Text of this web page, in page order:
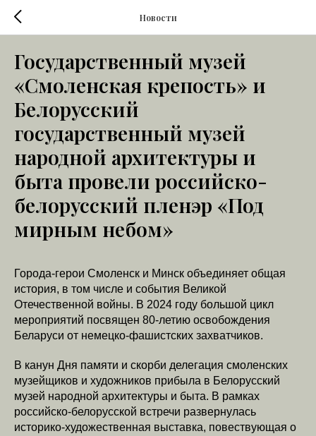
Новости
Государственный музей
«Смоленская крепость» и
Белорусский
государственный музей
народной архитектуры и
быта провели российско-
белорусский пленэр «Под
мирным небом»
Города-герои Смоленск и Минск объединяет общая
история, в том числе и события Великой
Отечественной войны. В 2024 году большой цикл
мероприятий посвящен 80-летию освобождения
Беларуси от немецко-фашистских захватчиков.
В канун Дня памяти и скорби делегация смоленских
музейщиков и художников прибыла в Белорусский
музей народной архитектуры и быта. В рамках
российско-белорусской встречи развернулась
историко-художественная выставка, повествующая о